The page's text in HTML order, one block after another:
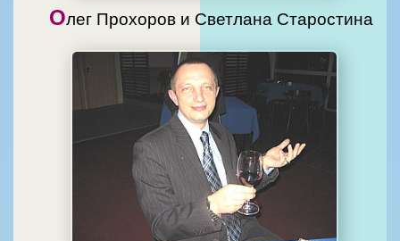
Олег Прохоров и Светлана Старостина